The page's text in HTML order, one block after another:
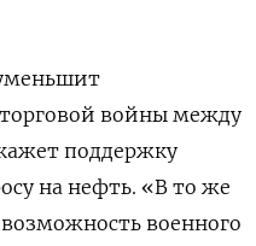
войны между
⁠поддержку
на нефть. «‍В то же
военного